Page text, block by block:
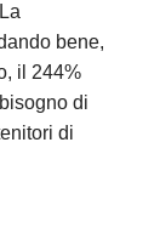
bene,
il 244%
di
di